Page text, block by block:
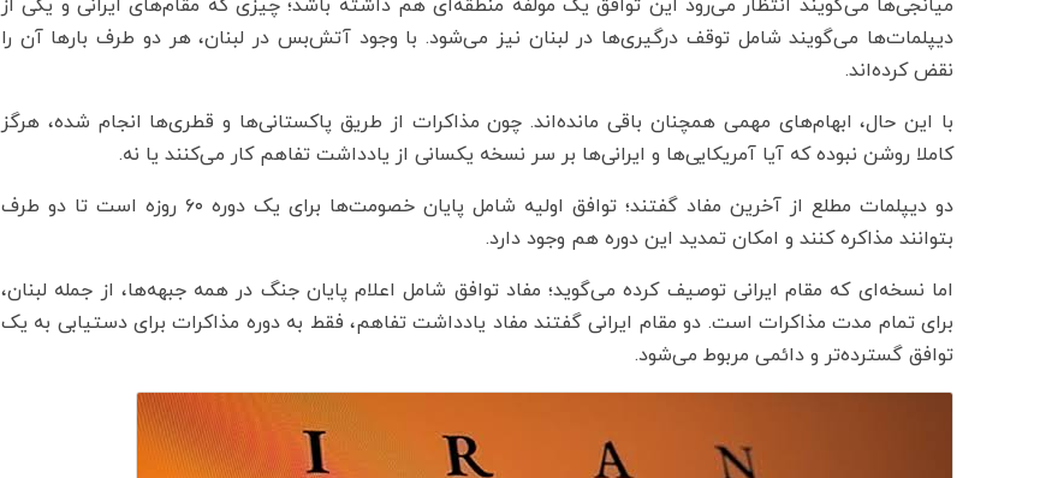
میانجی‌ها می‌گویند انتظار می‌رود این توافق یک مولفه منطقه‌ای هم داشته باشد؛ چیزی که مقام‌های ایرانی و یکی از
دیپلمات‌ها می‌گویند شامل توقف درگیری‌ها در لبنان نیز می‌شود. با وجود آتش‌بس در لبنان، هر دو طرف بارها آن را
نقض کرده‌اند.
با این حال، ابهام‌های مهمی همچنان باقی مانده‌اند. چون مذاکرات از طریق پاکستانی‌ها و قطری‌ها انجام شده، هرگز
کاملا روشن نبوده که آیا آمریکایی‌ها و ایرانی‌ها بر سر نسخه یکسانی از یادداشت تفاهم کار می‌کنند یا نه.
دو دیپلمات مطلع از آخرین مفاد گفتند؛ توافق اولیه شامل پایان خصومت‌ها برای یک دوره ۶۰ روزه است تا دو طرف
بتوانند مذاکره کنند و امکان تمدید این دوره هم وجود دارد.
اما نسخه‌ای که مقام ایرانی توصیف کرده می‌گوید؛ مفاد توافق شامل اعلام پایان جنگ در همه جبهه‌ها، از جمله لبنان،
برای تمام مدت مذاکرات است. دو مقام ایرانی گفتند مفاد یادداشت تفاهم، فقط به دوره مذاکرات برای دستیابی به یک
توافق گسترده‌تر و دائمی مربوط می‌شود.